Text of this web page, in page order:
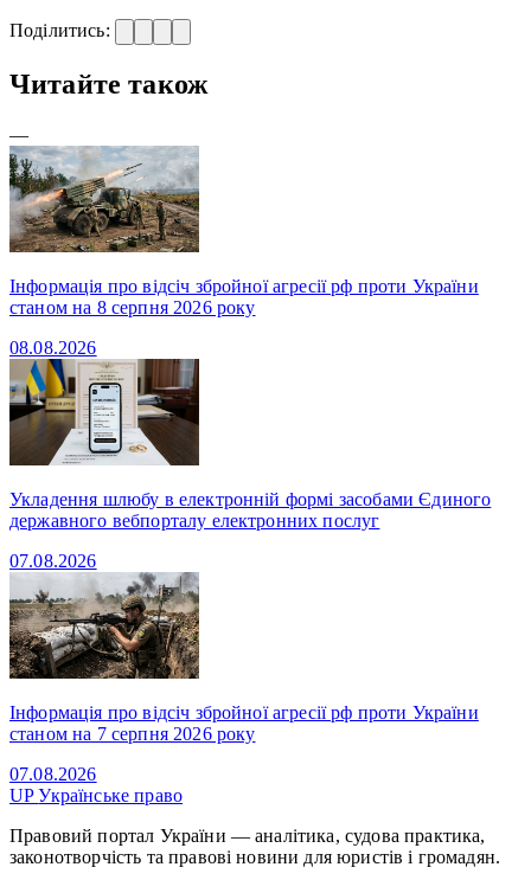
Поділитись:
Читайте також
—
Інформація про відсіч збройної агресії рф проти України
станом на 8 серпня 2026 року
08.08.2026
Укладення шлюбу в електронній формі засобами Єдиного
державного вебпорталу електронних послуг
07.08.2026
Інформація про відсіч збройної агресії рф проти України
станом на 7 серпня 2026 року
07.08.2026
UPУкраїнське право
Правовий портал України — аналітика, судова практика,
законотворчість та правові новини для юристів і громадян.